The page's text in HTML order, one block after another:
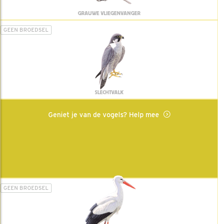
GRAUWE VLIEGENVANGER
GEEN BROEDSEL
SLECHTVALK
Geniet je van de vogels? Help mee
GEEN BROEDSEL